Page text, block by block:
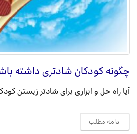
چگونه کودکان شادتری داشته
آیا راه حل و ابزاری برای شادتر زیستن
ادامه مطلب